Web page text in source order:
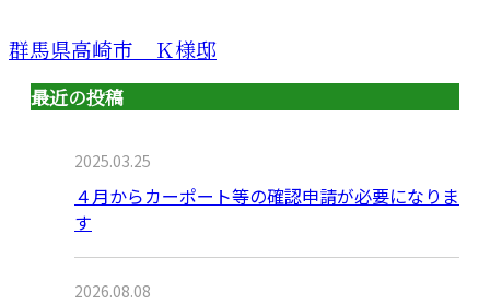
群馬県高崎市 Ｋ様邸
最近の投稿
2025.03.25
４月からカーポート等の確認申請が必要になりま
す
2026.08.08